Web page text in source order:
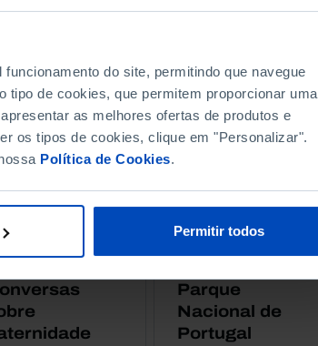
do site, permitindo que navegue
tipo de cookies, que permitem proporcionar uma
as melhores ofertas de produtos e
os tipos de cookies, clique em "Personalizar".
Política de Cookies.
Permitir todos
Parque
Nacional de
Portugal